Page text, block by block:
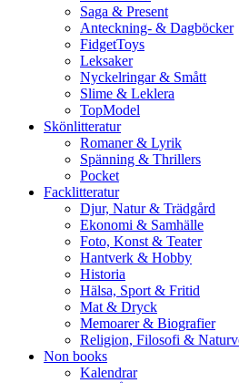
Saga & Present
Anteckning- & Dagböcker
FidgetToys
Leksaker
Nyckelringar & Smått
Slime & Leklera
TopModel
Skönlitteratur
Romaner & Lyrik
Spänning & Thrillers
Pocket
Facklitteratur
Djur, Natur & Trädgård
Ekonomi & Samhälle
Foto, Konst & Teater
Hantverk & Hobby
Historia
Hälsa, Sport & Fritid
Mat & Dryck
Memoarer & Biografier
Religion, Filosofi &
Non books
Kalendrar